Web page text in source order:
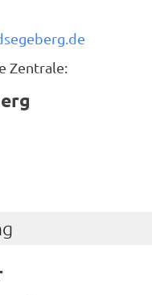
Zentrale: